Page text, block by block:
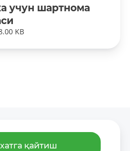
учун шартнома
KB
қайтиш